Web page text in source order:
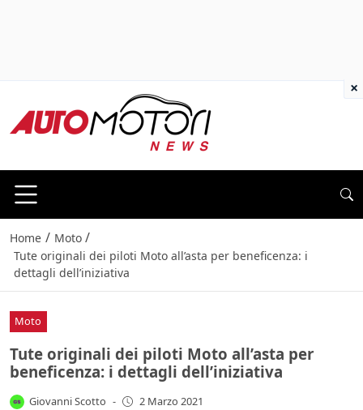
Home / Moto /
Tute originali dei piloti Moto all’asta per beneficenza: i
dettagli dell’iniziativa
Moto
Tute originali dei piloti Moto all’asta per
beneficenza: i dettagli dell’iniziativa
Giovanni Scotto - 2 Marzo 2021
×